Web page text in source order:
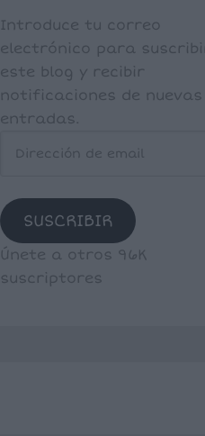
Introduce tu correo
electrónico para
este blog y recibir
notificaciones de nuevas
entradas.
SUSCRIBIR
Únete a otros 96K
suscriptores